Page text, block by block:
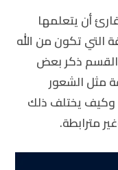
أن يتعلمها
التي تكون من الله
القسم ذكر بعض
مثل الشعور
وكيف يختلف ذلك
مترابطة.